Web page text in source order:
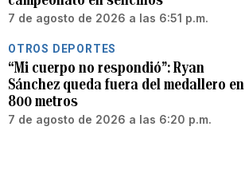
7 de agosto de 2026 a las 6:51 p.m.
OTROS DEPORTES
“Mi cuerpo no respondió”: Ryan
Sánchez queda fuera del medallero en
800 metros
7 de agosto de 2026 a las 6:20 p.m.